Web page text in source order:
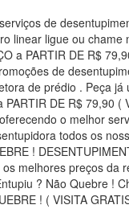
de
linear ligue ou
a PARTIR DE R$
de
de prédio . Peça
DE R$ 79,90 (
o melhor
todos os
!
melhores preços
? Não Quebre !
! ( VISITA